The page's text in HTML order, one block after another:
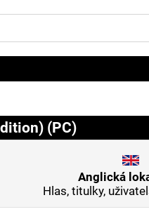
(PC)
Anglická
Hlas, titulky,